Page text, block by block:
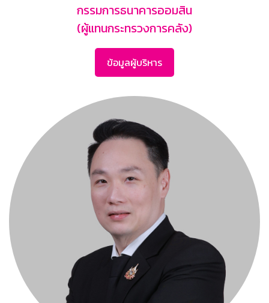
กรรมการธนาคารออมสิน
(ผู้แทนกระทรวงการคลัง)
ข้อมูลผู้บริหาร